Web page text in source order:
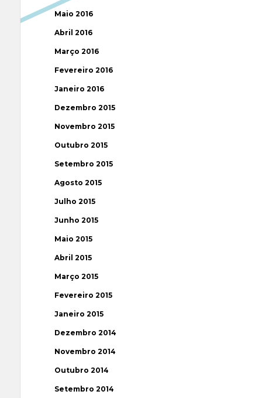
Maio 2016
Abril 2016
Março 2016
Fevereiro 2016
Janeiro 2016
Dezembro 2015
Novembro 2015
Outubro 2015
Setembro 2015
Agosto 2015
Julho 2015
Junho 2015
Maio 2015
Abril 2015
Março 2015
Fevereiro 2015
Janeiro 2015
Dezembro 2014
Novembro 2014
Outubro 2014
Setembro 2014